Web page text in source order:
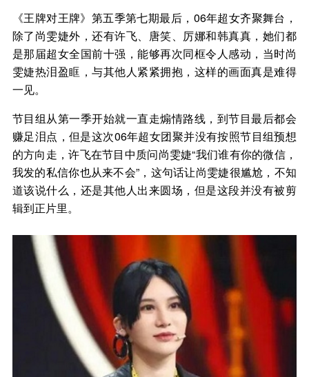
《王牌对王牌》第五季第七期最后，06年超女齐聚舞台，
除了尚雯婕外，还有许飞、唐笑、厉娜和韩真真，她们都
是那届超女全国前十强，能够再次同框令人感动，当时尚
雯婕热泪盈眶，与其他人紧紧拥抱，这样的画面真是难得
一见。
节目组从第一季开始就一直走煽情路线，到节目最后都会
赚足泪点，但是这次06年超女团聚并没有按照节目组预想
的方向走，许飞在节目中质问尚雯婕“我们谁有你的微信，
我发的私信你也从来不会”，这句话让尚雯婕很尴尬，不知
道该说什么，还是其他人出来圆场，但是这段并没有被剪
辑到正片里。